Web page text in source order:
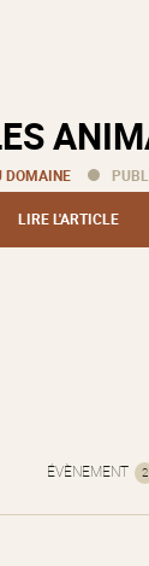
DOMAINE
LIRE L'ARTICLE
ÉVÈNEMENT 2